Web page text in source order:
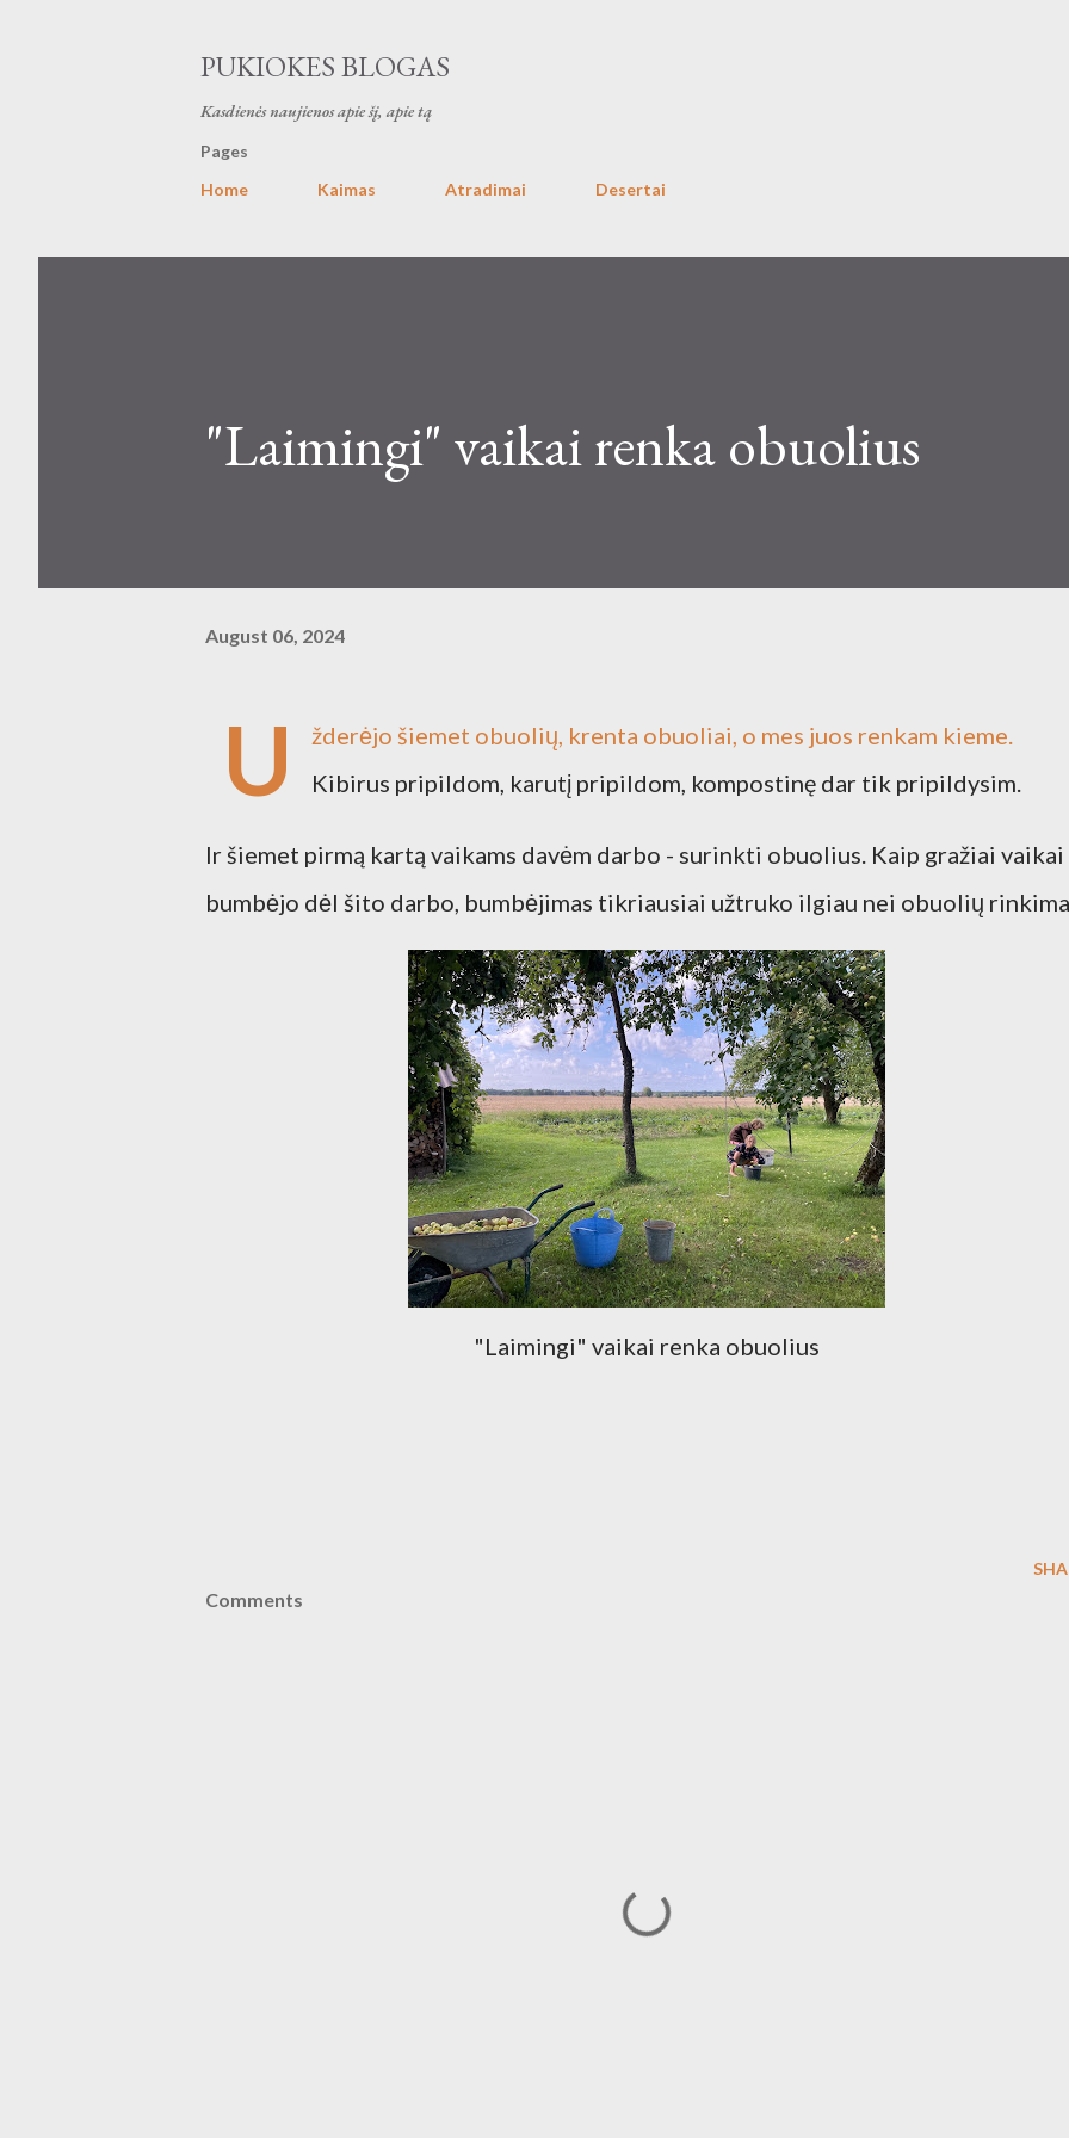
PUKIOKES BLOGAS
Kasdienės naujienos apie šį, apie tą
Pages
Home
Kaimas Atradimai Desertai
"Laimingi" vaikai renka obuolius
August 06, 2024
U
žderėjo šiemet obuolių, krenta obuoliai, o mes juos renkam kieme.
Kibirus pripildom, karutį pripildom, kompostinę dar tik pripildysim.
Ir šiemet pirmą kartą vaikams davėm darbo - surinkti obuolius. Kaip gražiai vaikai
bumbėjo dėl šito darbo, bumbėjimas tikriausiai užtruko ilgiau nei obuolių
"Laimingi" vaikai renka obuolius
Comments